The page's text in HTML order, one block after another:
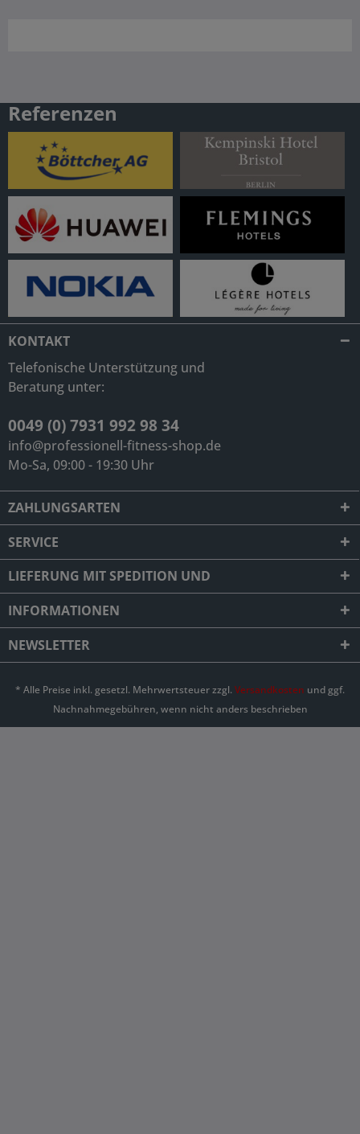
Referenzen
KONTAKT
Telefonische Unterstützung und
Beratung unter:
0049 (0) 7931 992 98 34
info@professionell-fitness-shop.de
Mo-Sa, 09:00 - 19:30 Uhr
ZAHLUNGSARTEN
SERVICE
LIEFERUNG MIT SPEDITION UND
INFORMATIONEN
NEWSLETTER
* Alle Preise inkl. gesetzl. Mehrwertsteuer zzgl. Versandkosten und ggf.
Nachnahmegebühren, wenn nicht anders beschrieben